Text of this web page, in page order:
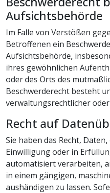
Aufsichts­behörde
Im Falle von Verstößen
Betroffenen ein
Aufsichtsbehörde,
ihres gewöhnlichen
oder des Orts des
Beschwerderecht besteht
verwaltungsrechtlicher
Recht auf
Sie haben das Recht,
Einwilligung oder in
automatisiert verarbeiten,
in einem gängigen,
aushändigen zu lassen.